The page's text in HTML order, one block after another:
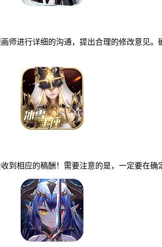
进行详细的沟通，提出合理的修改意见。
相应的稿酬！需要注意的是，一定要在确